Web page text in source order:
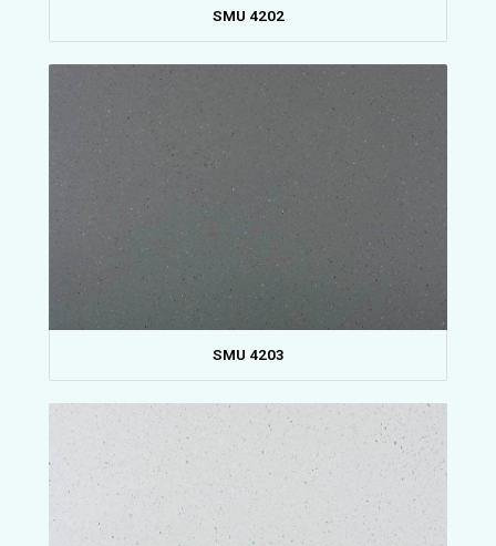
SMU 4202
SMU 4203